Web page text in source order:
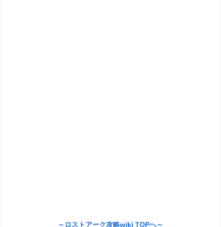
～ロストアーク攻略wiki TOPへ～